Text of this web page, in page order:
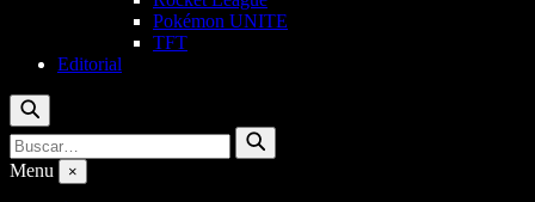
Pokémon UNITE
TFT
Editorial
Buscar
Buscar
por:
Buscar
Menu ×